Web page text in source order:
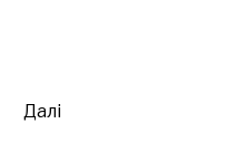
Далі